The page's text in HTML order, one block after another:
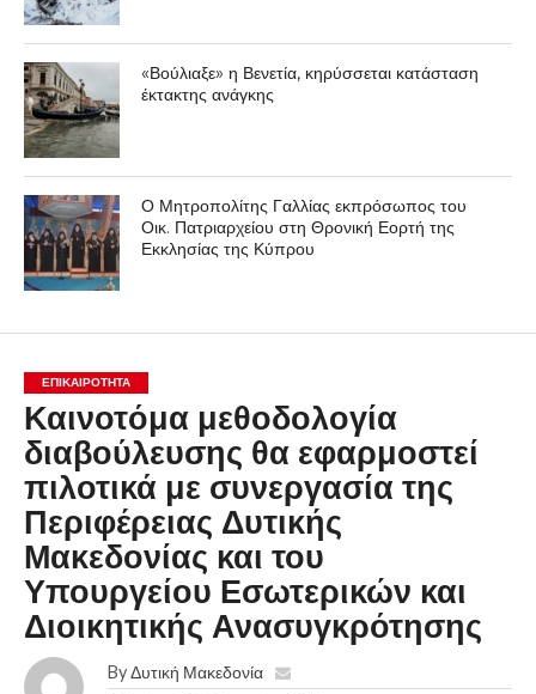
«Βούλιαξε» η Βενετία, κηρύσσεται κατάσταση
έκτακτης ανάγκης
Ο Μητροπολίτης Γαλλίας εκπρόσωπος του
Οικ. Πατριαρχείου στη Θρονική Εορτή της
Εκκλησίας της Κύπρου
ΕΠΙΚΑΙΡΟΤΗΤΑ
Καινοτόμα μεθοδολογία
διαβούλευσης θα εφαρμοστεί
πιλοτικά με συνεργασία της
Περιφέρειας Δυτικής
Μακεδονίας και του
Υπουργείου Εσωτερικών και
Διοικητικής Ανασυγκρότησης
By Δυτική Μακεδονία